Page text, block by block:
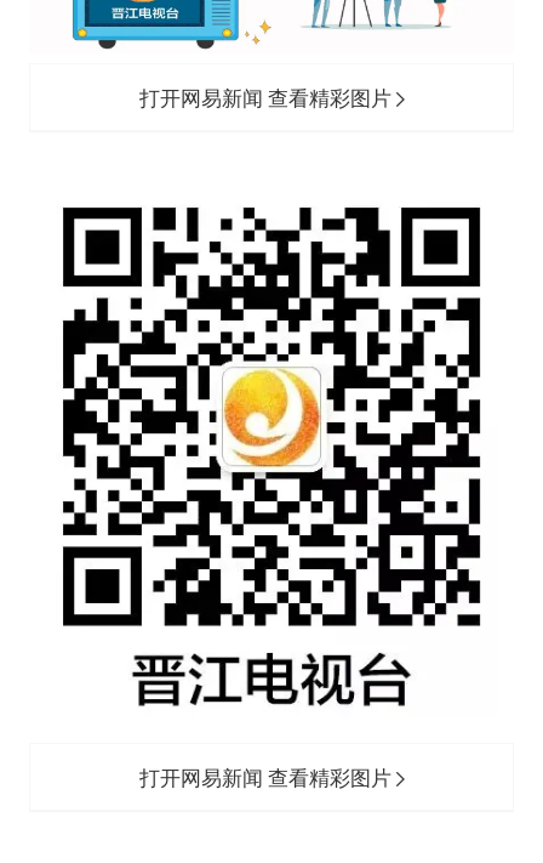
打开网易新闻 查看精彩图片
打开网易新闻 查看精彩图片